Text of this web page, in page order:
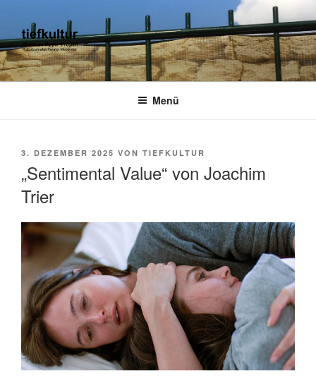
springen
TIEFKULTUR
kulturjournalist kurator moderator
Menü
VERÖFFENTLICHT
3. DEZEMBER 2025 VON TIEFKULTUR
„Sentimental Value“ von Joachim
Trier